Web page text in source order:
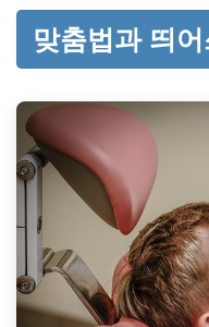
맞춤법과 띄